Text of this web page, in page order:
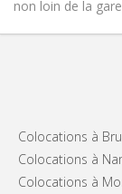
non loin de la
Colocations à
Colocations à
Colocations à